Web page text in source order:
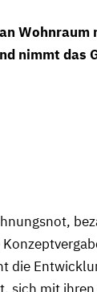
nimmt das
die